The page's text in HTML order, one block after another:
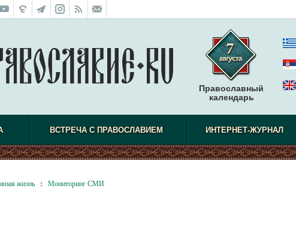
Православный
календарь
ВСТРЕЧА С ПРАВОСЛАВИЕМ ИНТЕРНЕТ-ЖУРНАЛ
жизнь : Мониторинг СМИ